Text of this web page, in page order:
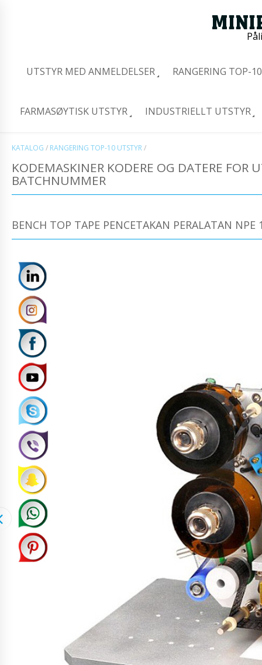
UTSTYR MED ANMELDELSER RANGERING TOP-
FARMASØYTISK UTSTYR INDUSTRIELLT UTSTYR
KATALOG / RANGERING TOP-10 UTSTYR/
KODEMASKINER KODERE OG DATERE FOR
BATCHNUMMER
BENCH TOP TAPE PENCETAKAN PERALATAN NPE